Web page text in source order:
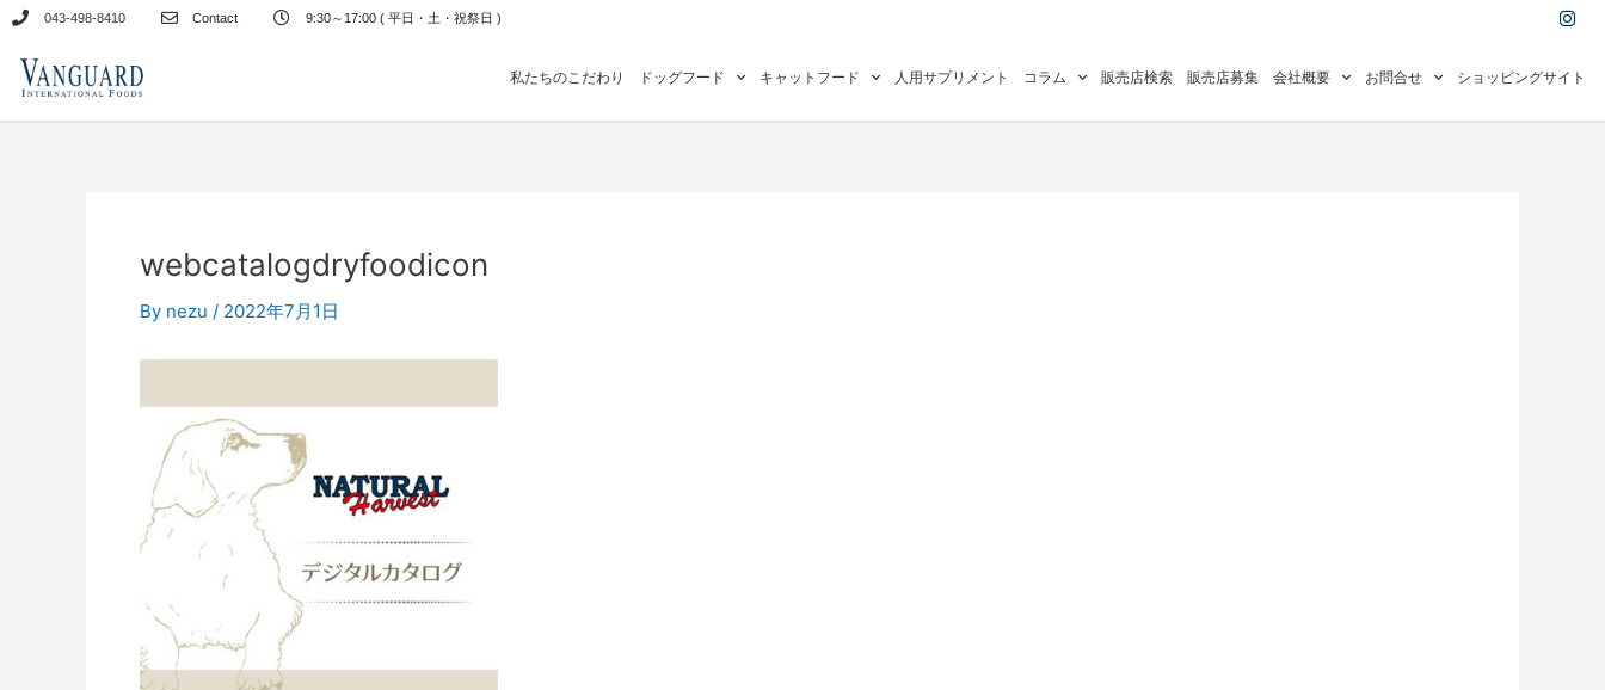
キ
043-498-8410 Contact 9:30～17:00 ( 平日・土・祝祭日 ) I
n
a
r
私たちのこだわり ドッグフード キャットフード 人用サプリメント コラム 販売店検索 販売店募集 会社概要 お問合せ ショッピングサイト
webcatalogdryfoodicon
By nezu / 2022年7月1日